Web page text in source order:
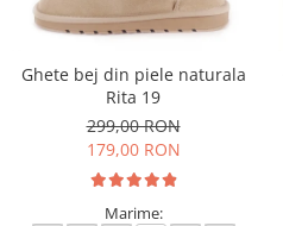
Ghete bej din piele naturala
Rita 19
299,00 RON
179,00 RON
Marime: